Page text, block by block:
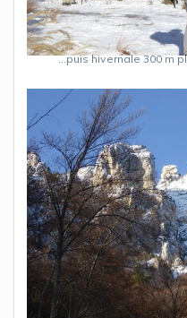
…puis hivernale 300 m